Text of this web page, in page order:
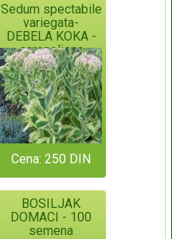
Sedum spectabile
variegata-
DEBELA KOKA -
sarenolisna
Cena: 250 DIN
BOSILJAK
DOMACI - 100
semena